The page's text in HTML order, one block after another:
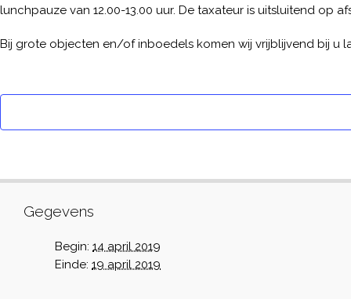
lunchpauze van 12.00-13.00 uur. De taxateur is uitsluitend op
Bij grote objecten en/of inboedels komen wij vrijblijvend bij u
Gegevens
Begin: 14 april 2019
Einde: 19 april 2019